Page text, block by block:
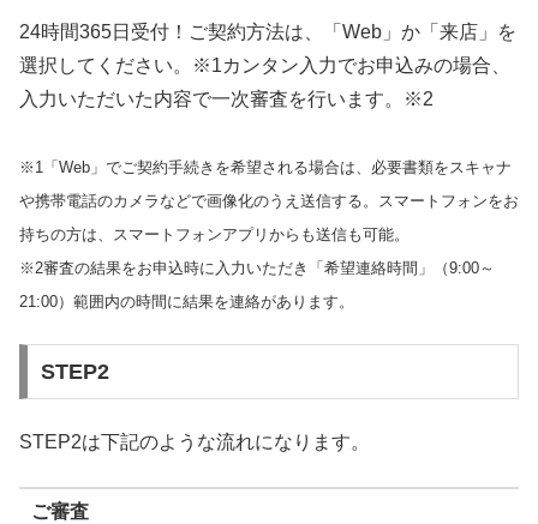
24時間365日受付！ご契約方法は、「Web」か「来店」を
選択してください。※1カンタン入力でお申込みの場合、
入力いただいた内容で一次審査を行います。※2
※1「Web」でご契約手続きを希望される場合は、必要書類をスキャナ
や携帯電話のカメラなどで画像化のうえ送信する。スマートフォンをお
持ちの方は、スマートフォンアプリからも送信も可能。
※2審査の結果をお申込時に入力いただき「希望連絡時間」（9:00～
21:00）範囲内の時間に結果を連絡があります。
STEP2
STEP2は下記のような流れになります。
ご審査